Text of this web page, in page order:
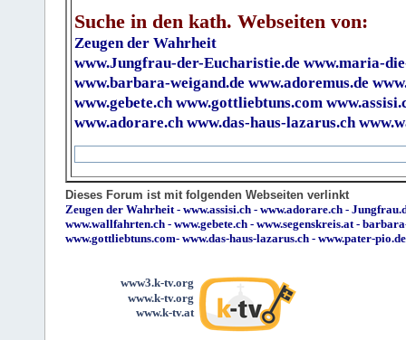
Suche in den kath. Webseiten von:
Zeugen der Wahrheit
www.Jungfrau-der-Eucharistie.de www.maria-
www.barbara-weigand.de www.adoremus.de
www.gebete.ch www.gottliebtuns.com
www.adorare.ch www.das-haus-lazarus.ch
Dieses Forum ist mit folgenden Webseiten verlinkt
Zeugen der Wahrheit- www.assisi.ch - www.adorare.ch -
www.wallfahrten.ch - www.gebete.ch - www.segenskreis.at-
www.gottliebtuns.com- www.das-haus-lazarus.ch - www.pater-pio.de
www3.k-tv.org
www.k-tv.org
www.k-tv.at